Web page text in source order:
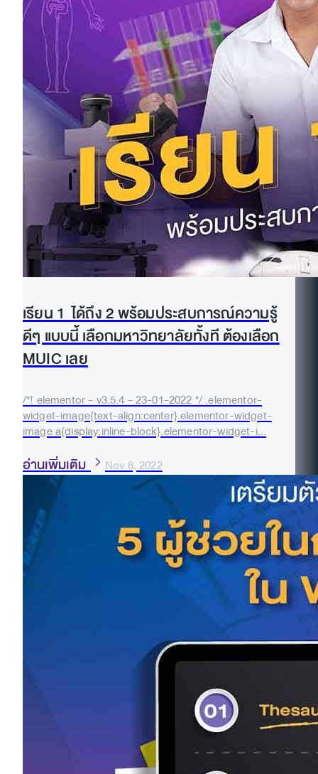
เรียน 1 ได้ถึง 2 พร้อมประสบการณ์ความรู้
ดีๆ แบบนี้ เลือกมหาวิทยาลัยทั้งที ต้องเลือก
MUIC เลย
/*! elementor - v3.5.4 - 23-01-2022 */ .elementor-
widget-image{text-align:center}.elementor-widget-
image a{display:inline-block}.elementor-widget-i...
อ่านเพิ่มเติม Nov 8, 2022